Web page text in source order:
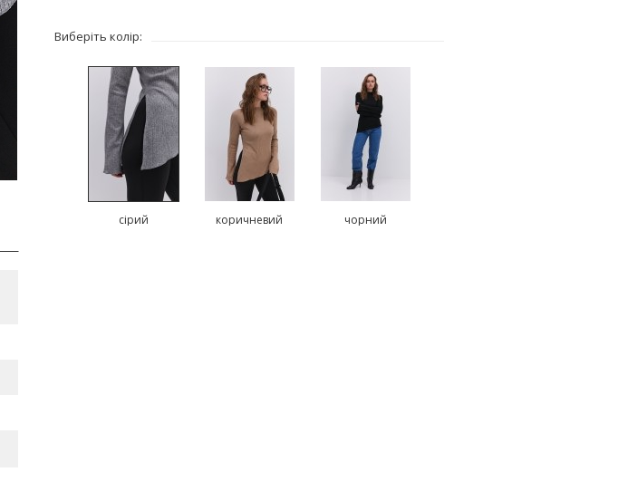
Виберіть колір:
сірий коричневий чорний